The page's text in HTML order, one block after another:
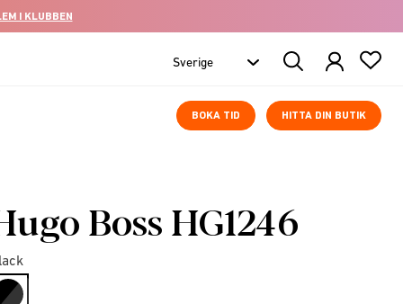
I KLUBBEN
Search
Products
BOKA TID HITTA DIN BUTIK
Boss HG1246